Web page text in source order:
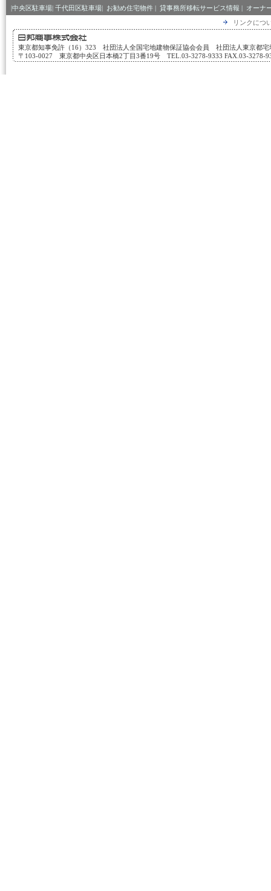
|中央区駐車場| 千代田区駐車場| お勧め住宅物件 | 貸事務所移転サービス情報 | オーナ
リンクにつ
東京都知事免許（16）323 社団法人全国宅地建物保証協会会員 社団法人東京都宅
〒103-0027 東京都中央区日本橋2丁目3番19号 TEL.03-3278-9333 FAX.03-3278-